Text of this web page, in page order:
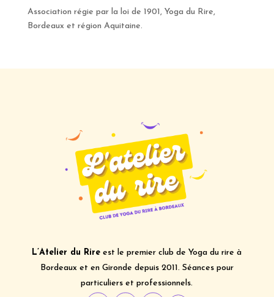
Association régie par la loi de 1901, Yoga du Rire,
Bordeaux et région Aquitaine.
L’Atelier du Rire est le premier club de Yoga du rire à
Bordeaux et en Gironde depuis 2011. Séances pour
particuliers et professionnels.